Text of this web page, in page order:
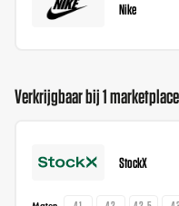
Nike
Verkrijgbaar bij 1 marketplace
StockX